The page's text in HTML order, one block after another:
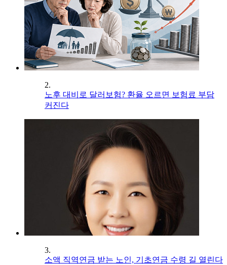
2.
노후 대비로 달러보험? 환율 오르면 보험료 부담
커진다
3.
소액 직역연금 받는 노인, 기초연금 수령 길 열린다